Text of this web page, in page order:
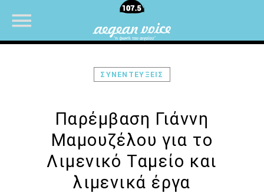
UPCOMING SHOWS
Θεμα Υγειας
ΣΥΝΕΝΤΕΥΞΕΙΣ
Παρέμβαση Γιάννη
Μαμουζέλου για το
Λιμενικό Ταμείο και
λιμενικά έργα